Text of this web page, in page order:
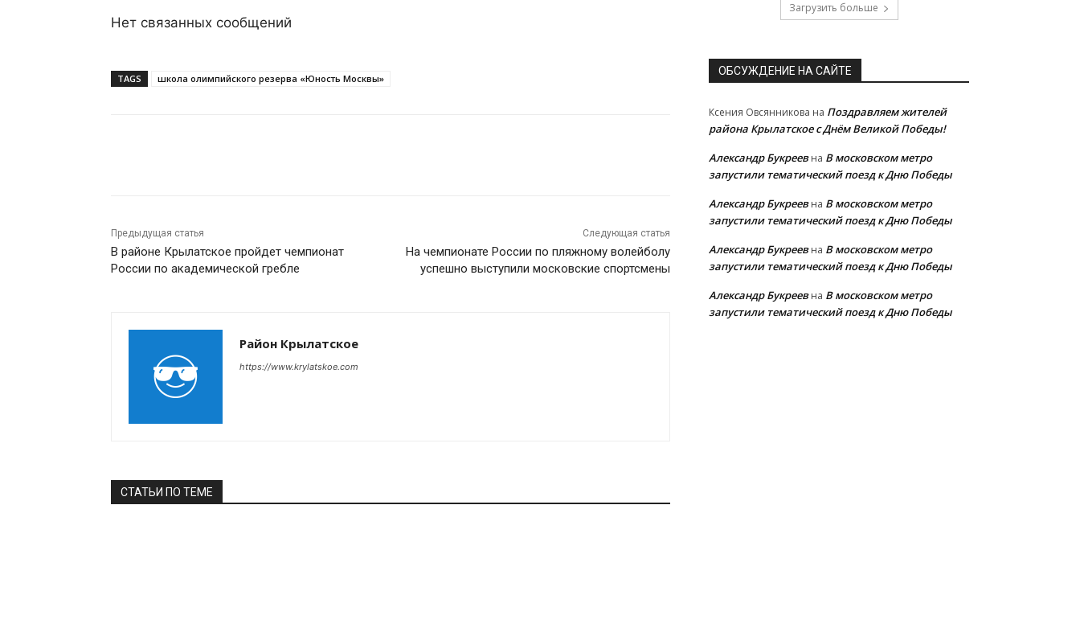
Нет связанных сообщений
TAGS школа олимпийского резерва «Юность Москвы»
Предыдущая статья
В районе Крылатское пройдет чемпионат
России по академической гребле
Следующая статья
На чемпионате России по пляжному волейболу
успешно выступили московские спортсмены
Район Крылатское
https://www.krylatskoe.com
СТАТЬИ ПО ТЕМЕ
Загрузить больше
ОБСУЖДЕНИЕ НА САЙТЕ
Ксения Овсянникова на Поздравляем жителей
района Крылатское с Днём Великой Победы!
Александр Букреевна В московском метро
запустили тематический поезд к Дню Победы
Александр Букреевна В московском метро
запустили тематический поезд к Дню Победы
Александр Букреевна В московском метро
запустили тематический поезд к Дню Победы
Александр Букреевна В московском метро
запустили тематический поезд к Дню Победы